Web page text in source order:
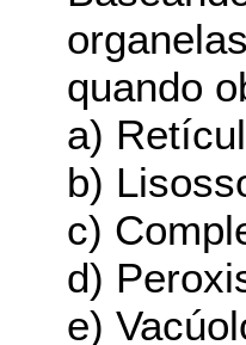
quando
a)
b)
c)
d)
e)